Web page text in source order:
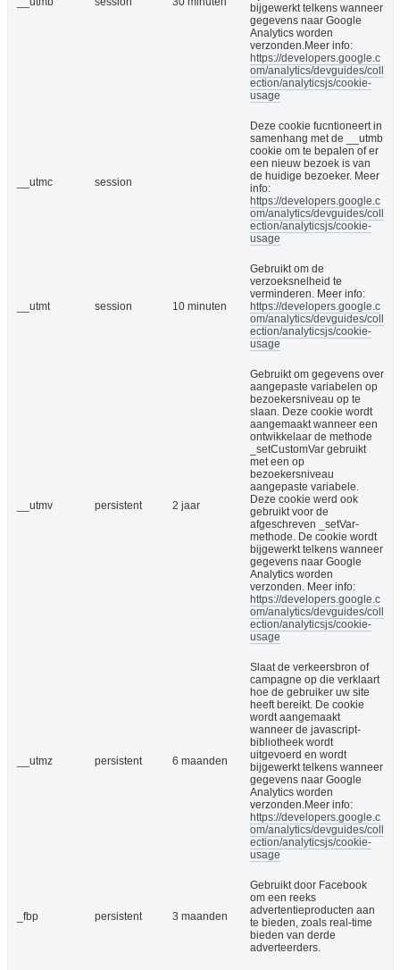
bijgewerkt telkens wanneer
gegevens naar Google
Analytics worden
verzonden.Meer info:
https://developers.google.c
om/analytics/devguides/coll
ection/analyticsjs/cookie-
usage
__utmc session
Deze cookie fucntioneert in
samenhang met de __utmb
cookie om te bepalen of er
een nieuw bezoek is van
de huidige bezoeker. Meer
info:
https://developers.google.c
om/analytics/devguides/coll
ection/analyticsjs/cookie-
usage
__utmt session 10 minuten
Gebruikt om de
verzoeksnelheid te
verminderen. Meer info:
https://developers.google.c
om/analytics/devguides/coll
ection/analyticsjs/cookie-
usage
__utmv persistent 2 jaar
Gebruikt om gegevens over
aangepaste variabelen op
bezoekersniveau op te
slaan. Deze cookie wordt
aangemaakt wanneer een
ontwikkelaar de methode
_setCustomVar gebruikt
met een op
bezoekersniveau
aangepaste variabele.
Deze cookie werd ook
gebruikt voor de
afgeschreven _setVar-
methode. De cookie wordt
bijgewerkt telkens wanneer
gegevens naar Google
Analytics worden
verzonden. Meer info:
https://developers.google.c
om/analytics/devguides/coll
ection/analyticsjs/cookie-
usage
__utmz persistent 6 maanden
Slaat de verkeersbron of
campagne op die verklaart
hoe de gebruiker uw site
heeft bereikt. De cookie
wordt aangemaakt
wanneer de javascript-
bibliotheek wordt
uitgevoerd en wordt
bijgewerkt telkens wanneer
gegevens naar Google
Analytics worden
verzonden.Meer info:
https://developers.google.c
om/analytics/devguides/coll
ection/analyticsjs/cookie-
usage
_fbp persistent 3 maanden
Gebruikt door Facebook
om een reeks
advertentieproducten aan
te bieden, zoals real-time
bieden van derde
adverteerders.